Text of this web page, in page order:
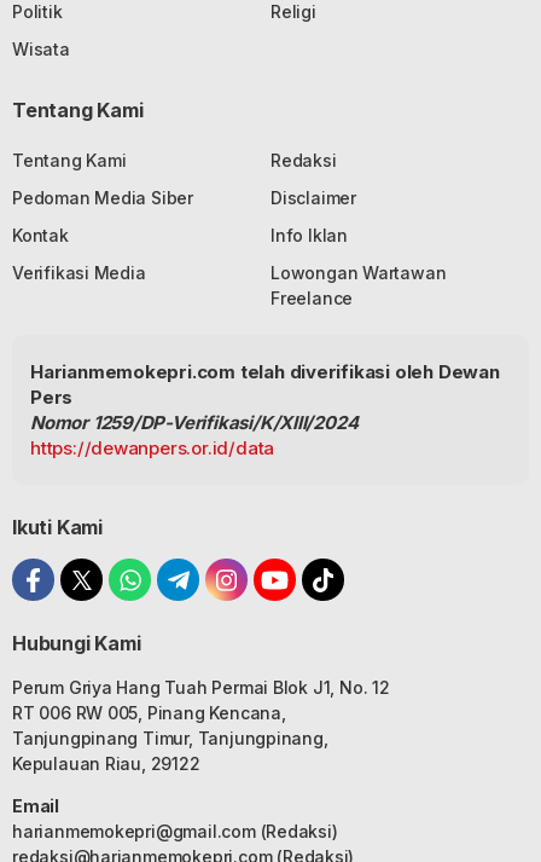
Politik
Religi
Wisata
Tentang Kami
Tentang Kami
Redaksi
Pedoman Media Siber
Disclaimer
Kontak
Info Iklan
Verifikasi Media
Lowongan Wartawan
Freelance
Harianmemokepri.com telah diverifikasi oleh Dewan
Pers
Nomor 1259/DP-Verifikasi/K/XIII/2024
https://dewanpers.or.id/data
Ikuti Kami
Hubungi Kami
Perum Griya Hang Tuah Permai Blok J1, No. 12
RT 006 RW 005, Pinang Kencana,
Tanjungpinang Timur, Tanjungpinang,
Kepulauan Riau, 29122
Email
harianmemokepri@gmail.com(Redaksi)
redaksi@harianmemokepri.com(Redaksi)